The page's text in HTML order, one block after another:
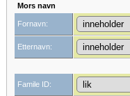
Mors navn
Fornavn:
Etternavn:
Famile ID: